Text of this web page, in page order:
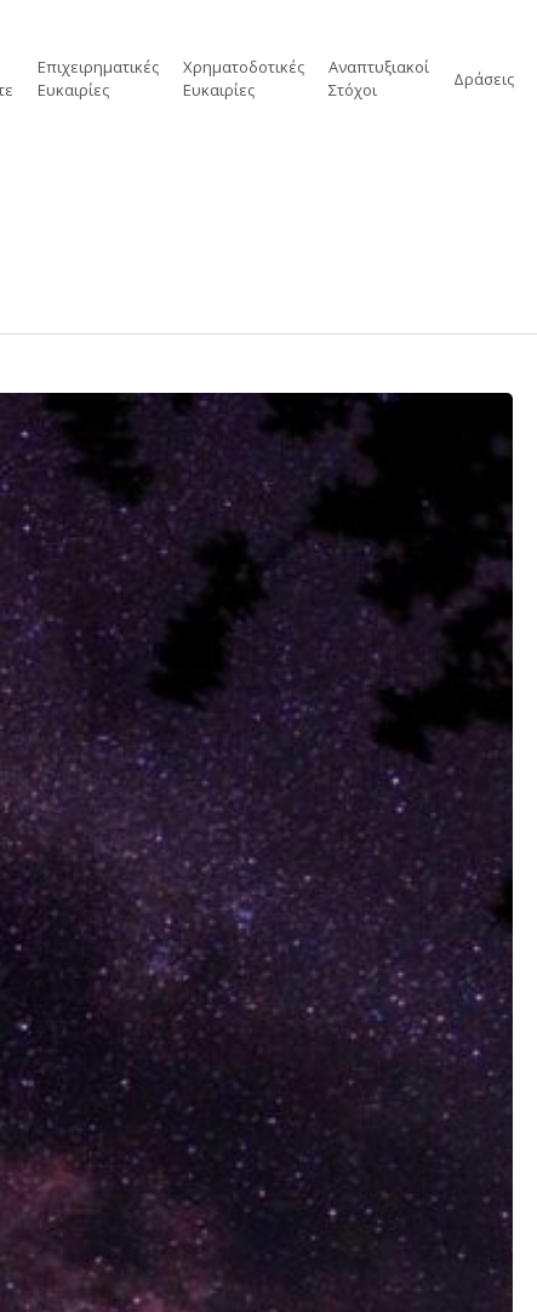
Επιχειρηματικές
Ευκαιρίες
Χρηματοδοτικές
Ευκαιρίες
Αναπτυξιακοί
Στόχοι
Δράσεις